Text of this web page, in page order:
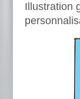
Illustration